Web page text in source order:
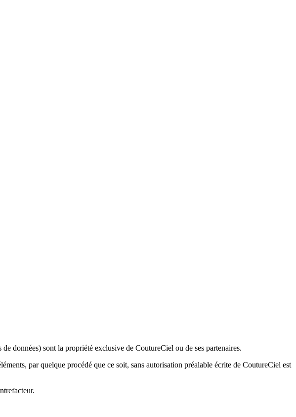
données) sont la propriété exclusive de CoutureCiel ou de ses partenaires.
par quelque procédé que ce soit, sans autorisation préalable écrite de CoutureCiel est